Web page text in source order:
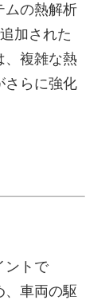
ムの熱解析
加された
、複雑な熱
さらに強化
ントで
、車両の駆